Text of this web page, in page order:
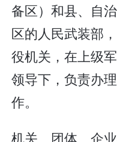
备区）和县、自
区的人民武装部
役机关，在上级
领导下，负责办
作。
机关、团体、企